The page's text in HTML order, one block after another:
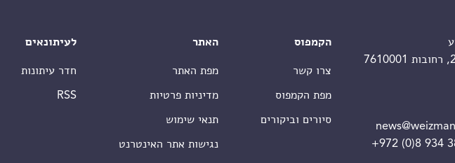
+972 (0)8 934
הקמפוס
צרו קשר
מפת הקמפוס
סיורים וביקורים
האתר
מפת האתר
מדיניות פרטיות
תנאי שימוש
נגישות אתר האינטרנט
לעיתונאים
חדר עיתונות
RSS